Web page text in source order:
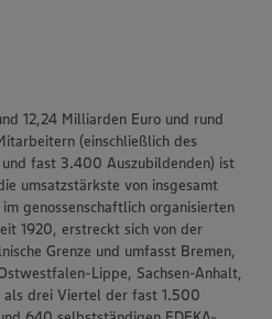
12,24 Milliarden Euro und rund
(einschließlich des
fast 3.400 Auszubildenden) ist
umsatzstärkste von insgesamt
genossenschaftlich organisierten
1920, erstreckt sich von der
Grenze und umfasst Bremen,
Lippe, Sachsen-Anhalt,
als drei Viertel der fast 1.500